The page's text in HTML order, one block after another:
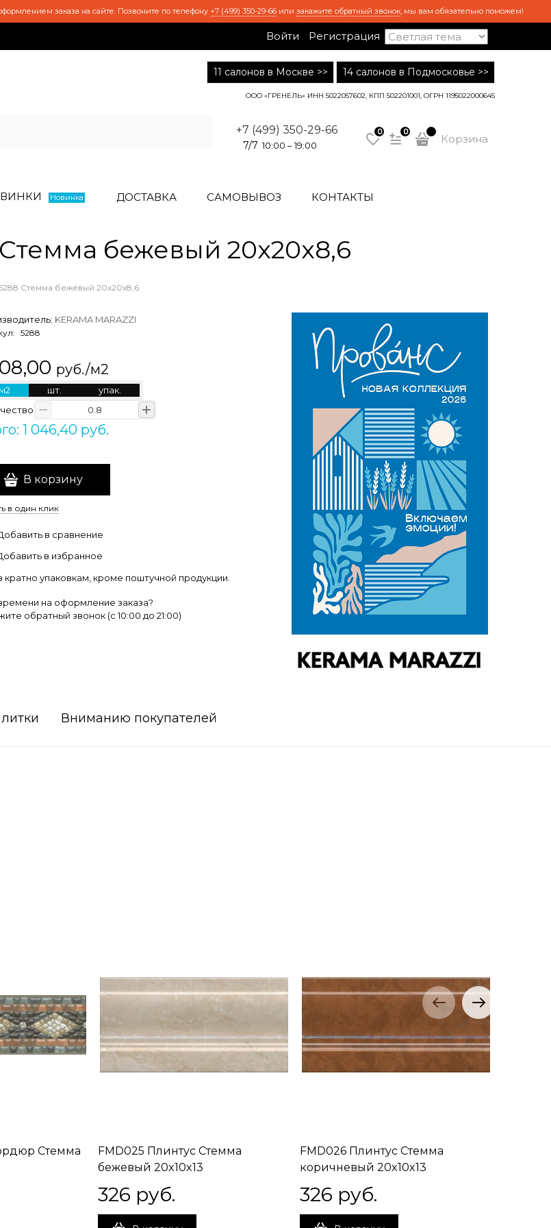
заказа на сайте. Позвоните по телефону +7 (499) 350-29-66 или закажите обратный звонок, мы вам обязательно поможем!
Войти Регистрация
11 салонов в Москве >> 14 салонов в Подмосковье >>
ООО «ГРЕНЕЛЬ» ИНН 5022057602, КПП 502201001, ОГРН 1195022000645
+7 (499) 350-29-66
7/7 10:00 – 19:00
0 0
Корзина
Новинка ДОСТАВКА САМОВЫВОЗ КОНТАКТЫ
Стемма бежевый 20x20x8,6
Стемма бежевый 20x20x8,6
KERAMA MARAZZI
5288
руб./м2
м2 шт.
упак.
1 046,40 руб.
В корзину
в один клик
в сравнение
в избранное
кратно упаковкам, кроме поштучной продукции.
на оформление заказа?
обратный звонок (c 10:00 до 21:00)
Вниманию покупателей
Стемма
FMD025 Плинтус Стемма
бежевый 20x10x13
326 руб.
FMD026 Плинтус Стемма
коричневый 20x10x13
326 руб.